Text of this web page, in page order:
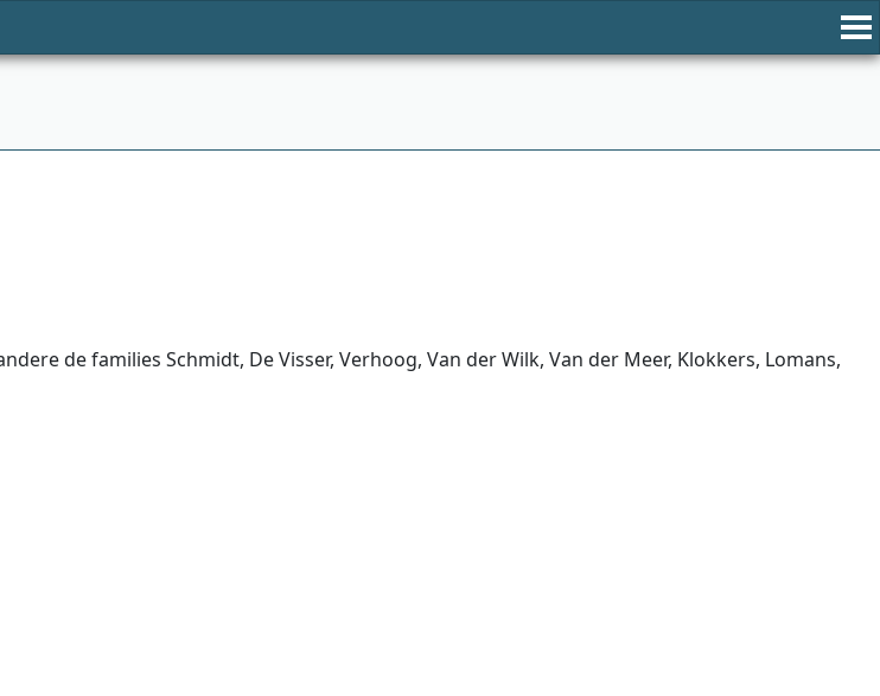
de families Schmidt, De Visser, Verhoog, Van der Wilk, Van der Meer, Klokkers, Lomans,